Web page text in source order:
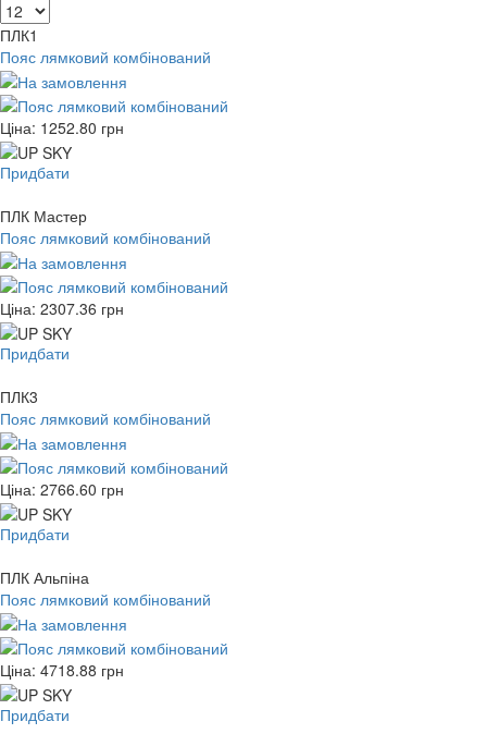
ПЛК1
Пояс лямковий комбінований
Ціна: 1252.80 грн
Придбати
ПЛК Мастер
Пояс лямковий комбінований
Ціна: 2307.36 грн
Придбати
ПЛК3
Пояс лямковий комбінований
Ціна: 2766.60 грн
Придбати
ПЛК Альпіна
Пояс лямковий комбінований
Ціна: 4718.88 грн
Придбати